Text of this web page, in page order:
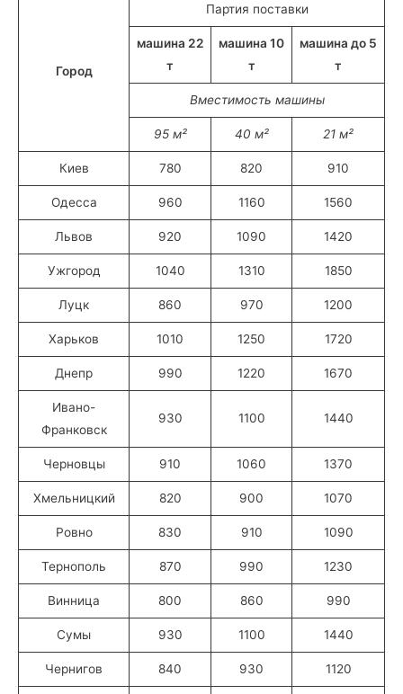
Город
Партия поставки
машина 22
т
машина 10
т
машина до 5
т
Вместимость машины
95 м² 40 м² 21 м²
Киев 780 820 910
Одесса 960 1160 1560
Львов 920 1090 1420
Ужгород 1040 1310 1850
Луцк 860 970 1200
Харьков 1010 1250 1720
Днепр 990 1220 1670
Ивано-
Франковск
930 1100 1440
Черновцы 910 1060 1370
Хмельницкий 820 900 1070
Ровно 830 910 1090
Тернополь 870 990 1230
Винница 800 860 990
Сумы 930 1100 1440
Чернигов 840 930 1120